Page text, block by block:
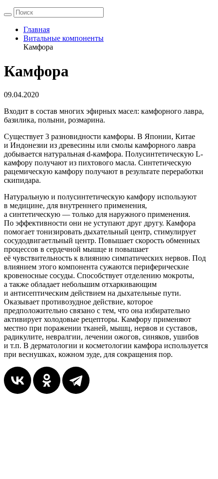
Главная
Витальные компоненты
Камфора
Камфора
09.04.2020
Входит в состав многих эфирных масел: камфорного лавра,
базилика, полыни, розмарина.
Существует 3 разновидности камфоры. В Японии, Китае
и Индонезии из древесины или смолы камфорного лавра
добывается натуральная d-камфора. Полусинтетическую L-
камфору получают из пихтового масла. Синтетическую
рацемическую камфору получают в результате переработки
скипидара.
Натуральную и полусинтетическую камфору используют
в медицине, для внутреннего применения,
а синтетическую — только для наружного применения.
По эффективности они не уступают друг другу. Камфора
помогает тонизировать дыхательный центр, стимулирует
сосудодвигаетльный центр. Повышает скорость обменных
процессов в сердечной мышце и повышает
её чувствительность к влиянию симпатических нервов. Под
влиянием этого компонента сужаются периферические
кровеносные сосуды. Способствует отделению мокроты,
а также обладает небольшим отхаркивающим
и антисептическим действием на дыхательные пути.
Оказывает противозудное действие, которое
предположительно связано с тем, что она избирательно
активирует холодовые рецепторы. Камфору применяют
местно при поражении тканей, мышц, нервов и суставов,
радикулите, невралгии, лечении ожогов, синяков, ушибов
и т.п. В дерматологии и косметологии камфора используется
при веснушках, кожном зуде, для сокращения пор.